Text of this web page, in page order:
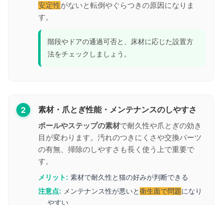
安定性がないと転倒やぐらつきの原因になりま
す。
階段やドアの通過可否と、床材に応じた設置方
法をチェックしましょう。
2
素材・爪とぎ性能・メンテナンスのしやすさ
ポールやステップの素材で耐久性や爪とぎの効き
目が変わります。汚れのつきにくさや交換パーツ
の有無、掃除のしやすさも長く使う上で重要で
す。
メリット: 素材で耐久性と猫の好みが判断できる
注意点: メンテナンス性が悪いと衛生面で問題になり
やすい